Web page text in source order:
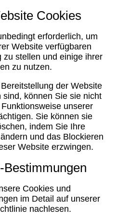
Cookies
erforderlich, um
Website verfügbaren
zu stellen und einige ihrer
zu nutzen.
der Website
können Sie sie nicht
unserer
Sie können sie
indem Sie Ihre
und das Blockieren
Website erzwingen.
Bestimmungen
Cookies und
im Detail auf unserer
nachlesen.